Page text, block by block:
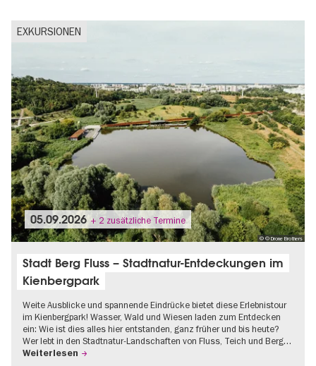
EXKURSIONEN
© © Drone Brothers
05.09.2026 + 2 zusätzliche Termine
Stadt Berg Fluss – Stadtnatur-Entdeckungen im
Kienbergpark
Weite Ausblicke und spannende Eindrücke bietet diese Erlebnistour
im Kienbergpark! Wasser, Wald und Wiesen laden zum Entdecken
ein: Wie ist dies alles hier entstanden, ganz früher und bis heute?
Wer lebt in den Stadtnatur-Landschaften von Fluss, Teich und Berg…
Weiterlesen